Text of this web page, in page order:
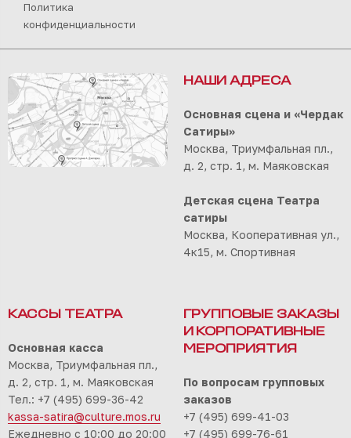
Политика
конфиденциальности
НАШИ АДРЕСА
Основная сцена и «Чердак
Сатиры»
Москва, Триумфальная пл.,
д. 2, стр. 1, м. Маяковская
Детская сцена Театра
сатиры
Москва, Кооперативная ул.,
4к15, м. Спортивная
КАССЫ ТЕАТРА
Основная касса
Москва, Триумфальная пл.,
д. 2, стр. 1, м. Маяковская
Тел.: +7 (495) 699-36-42
kassa-satira@culture.mos.ru
Ежедневно с 10:00 до 20:00
ГРУППОВЫЕ ЗАКАЗЫ
И КОРПОРАТИВНЫЕ
МЕРОПРИЯТИЯ
По вопросам групповых
заказов
+7 (495) 699-41-03
+7 (495) 699-76-61